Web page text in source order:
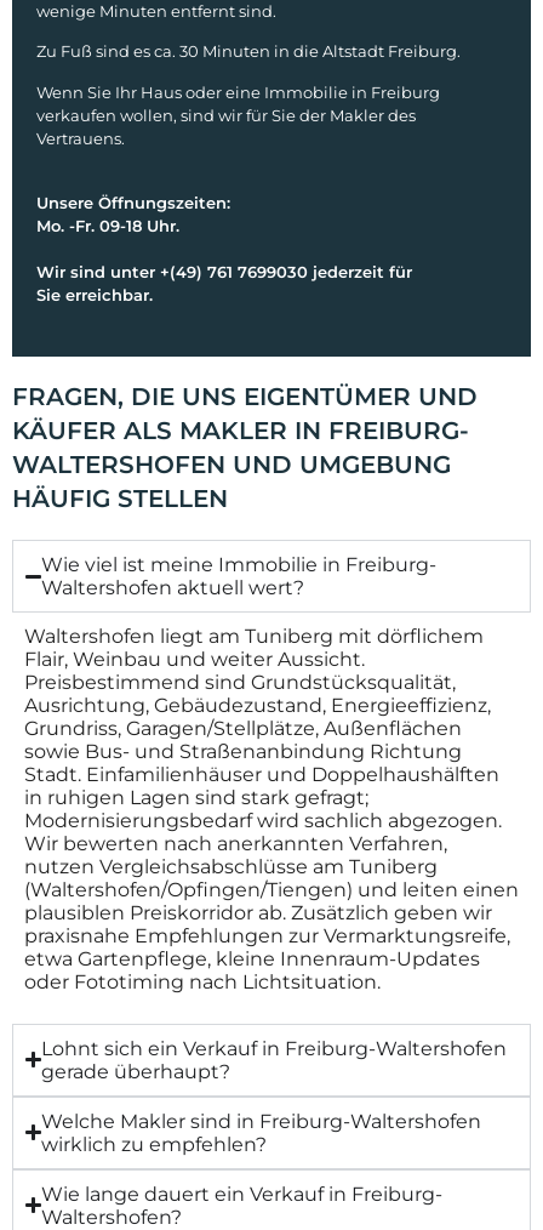
wenige Minuten entfernt sind.
Zu Fuß sind es ca. 30 Minuten in die Altstadt Freiburg.
Wenn Sie Ihr Haus oder eine Immobilie in Freiburg
verkaufen wollen, sind wir für Sie der Makler des
Vertrauens.
Unsere Öffnungszeiten:
Mo. -Fr. 09-18 Uhr.
Wir sind unter +(49) 761 7699030 jederzeit für
Sie erreichbar.
FRAGEN, DIE UNS EIGENTÜMER UND
KÄUFER ALS MAKLER IN FREIBURG-
WALTERSHOFEN UND UMGEBUNG
HÄUFIG STELLEN
Wie viel ist meine Immobilie in Freiburg-
Waltershofen aktuell wert?
Waltershofen liegt am Tuniberg mit dörflichem
Flair, Weinbau und weiter Aussicht.
Preisbestimmend sind Grundstücksqualität,
Ausrichtung, Gebäudezustand, Energieeffizienz,
Grundriss, Garagen/Stellplätze, Außenflächen
sowie Bus- und Straßenanbindung Richtung
Stadt. Einfamilienhäuser und Doppelhaushälften
in ruhigen Lagen sind stark gefragt;
Modernisierungsbedarf wird sachlich abgezogen.
Wir bewerten nach anerkannten Verfahren,
nutzen Vergleichsabschlüsse am Tuniberg
(Waltershofen/Opfingen/Tiengen) und leiten einen
plausiblen Preiskorridor ab. Zusätzlich geben wir
praxisnahe Empfehlungen zur Vermarktungsreife,
etwa Gartenpflege, kleine Innenraum-Updates
oder Fototiming nach Lichtsituation.
Lohnt sich ein Verkauf in Freiburg-Waltershofen
gerade überhaupt?
Welche Makler sind in Freiburg-Waltershofen
wirklich zu empfehlen?
Wie lange dauert ein Verkauf in Freiburg-
Waltershofen?